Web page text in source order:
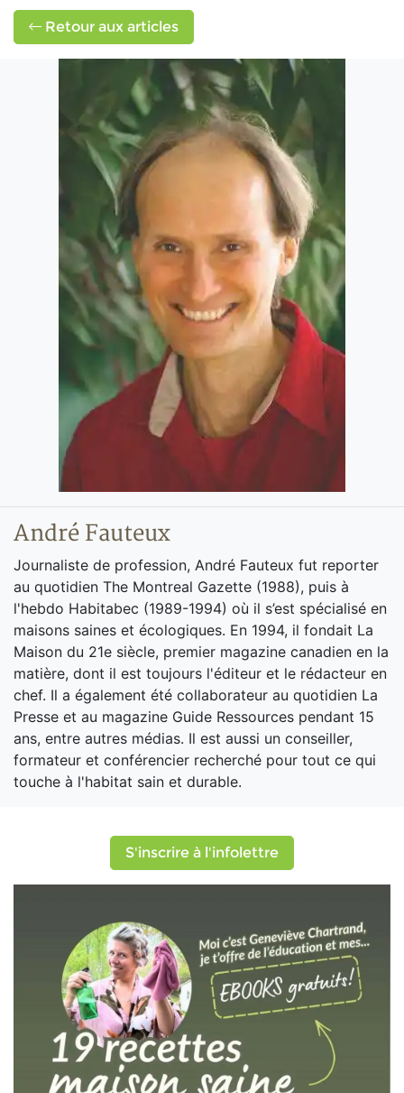
Retour aux articles
André Fauteux
Journaliste de profession, André Fauteux fut reporter
au quotidien The Montreal Gazette (1988), puis à
l'hebdo Habitabec (1989-1994) où il s’est spécialisé en
maisons saines et écologiques. En 1994, il fondait La
Maison du 21e siècle, premier magazine canadien en la
matière, dont il est toujours l'éditeur et le rédacteur en
chef. Il a également été collaborateur au quotidien La
Presse et au magazine Guide Ressources pendant 15
ans, entre autres médias. Il est aussi un conseiller,
formateur et conférencier recherché pour tout ce qui
touche à l'habitat sain et durable.
S'inscrire à l'infolettre